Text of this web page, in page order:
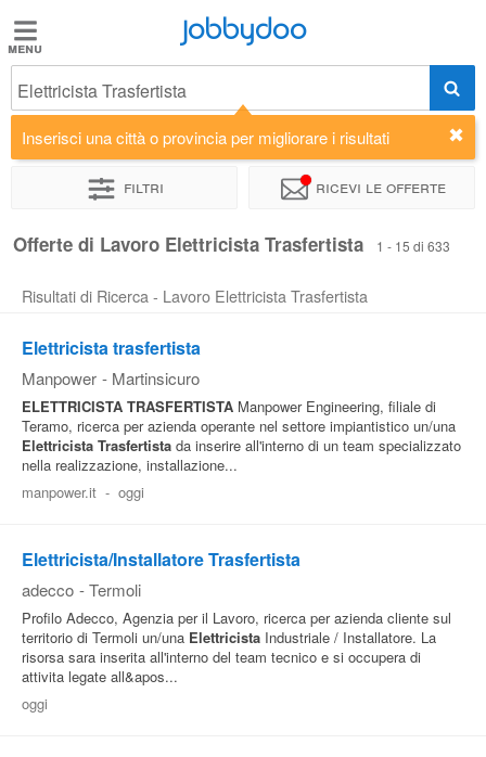
Jobbydoo
Offerte
di
lavoro
Elenco
Blog
Offerte
Area
Aziende
Jobbydoo
Elettricista Trasfertista
Inserisci una città o provincia per migliorare i risultati
Filtri Ricevi le offerte
Offerte di Lavoro Elettricista Trasfertista 1 - 15 di 633
Risultati di Ricerca - Lavoro Elettricista Trasfertista
Elettricista trasfertista
Manpower - Martinsicuro
ELETTRICISTA TRASFERTISTA Manpower Engineering, filiale di
Teramo, ricerca per azienda operante nel settore impiantistico un/una
Elettricista Trasfertista da inserire all'interno di un team specializzato
nella realizzazione, installazione...
manpower.it - oggi
Elettricista/Installatore Trasfertista
adecco - Termoli
Profilo Adecco, Agenzia per il Lavoro, ricerca per azienda cliente sul
territorio di Termoli un/una Elettricista Industriale / Installatore. La
risorsa sara inserita all'interno del team tecnico e si occupera di
attivita legate all&apos...
oggi